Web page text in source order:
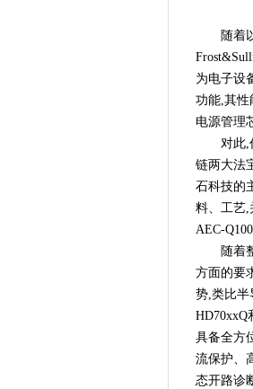
随着
为电子设
功能,其性
电源管理
对此,
链两大法
石科技的
料、工艺,
AEC-
随着
方面的要
势,类比半
HD70xxQ
具备全方
流保护、
态开路诊